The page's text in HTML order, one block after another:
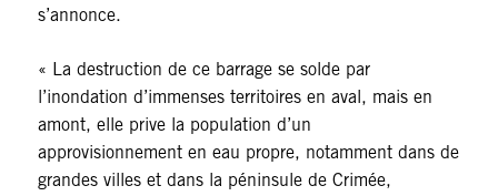
s’annonce.
« La destruction de ce barrage se solde par
l’inondation d’immenses territoires en aval, mais en
amont, elle prive la population d’un
approvisionnement en eau propre, notamment dans de
grandes villes et dans la péninsule de Crimée,